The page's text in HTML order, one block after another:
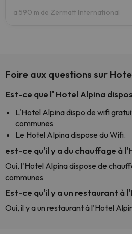
a 590 m de Zermatt International
Foire aux questions sur
Est-ce que l' Hotel Alpina
L'Hotel Alpina dispo de wifi
communes
Le Hotel Alpina dispose du Wifi.
est-ce qu'il y a du chauffage à
Oui, l'Hotel Alpina dispose de
communes
Est-ce qu'il y a un restaurant à
Oui, il y a un restaurant à l'Hotel